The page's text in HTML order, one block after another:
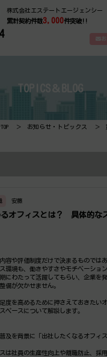
株式会社エステートエージェンシー
累計契約件数3,000件突破!!
TOPICS＆BLOG
お知らせ・トピックス
安藤
オフィスとは？ 具体的な
容や評価制度だけで決まるものでは
環境も、働きやすさやモチベーショ
にわたって活躍してもらい、企業を
備が欠かせません。
度を高めるために押さえておきたい
ペースについて解説します。